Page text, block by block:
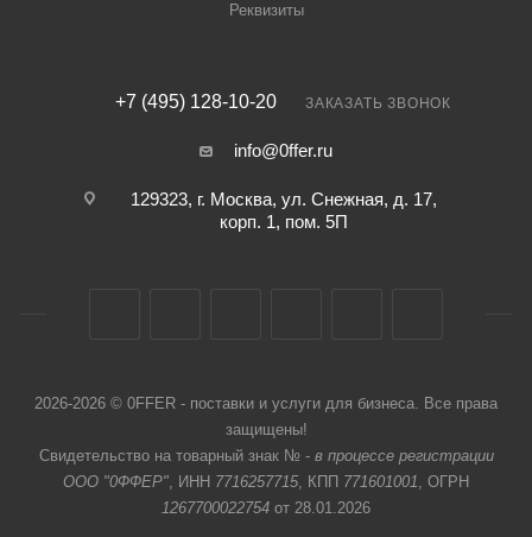
Реквизиты
+7 (495) 128-10-20 ЗАКАЗАТЬ ЗВОНОК
info@0ffer.ru
129323, г. Москва, ул. Снежная, д. 17,
корп. 1, пом. 5П
2026-2026 © 0FFER - поставки и услуги для бизнеса. Все права
защищены!
Свидетельство на товарный знак № - в процессе регистрации
ООО "0ФФЕР", ИНН 7716257715, КПП 771601001, ОГРН
1267700022754 от 28.01.2026